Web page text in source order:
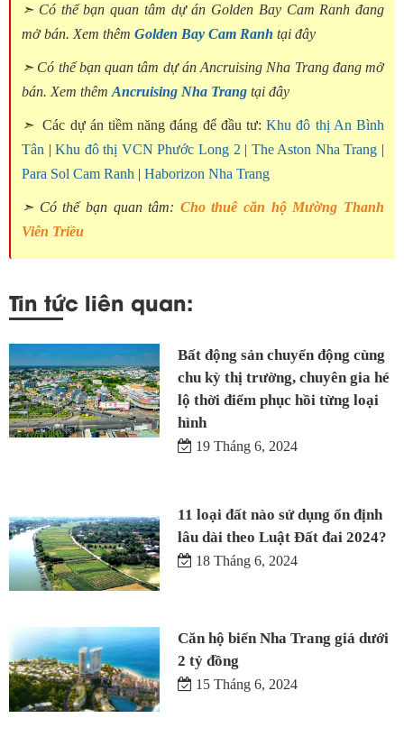
➣ Có thể bạn quan tâm dự án Golden Bay Cam Ranh đang
mở bán. Xem thêm Golden Bay Cam Ranh tại đây
➣ Có thể bạn quan tâm dự án Ancruising Nha Trang đang mở
bán. Xem thêm Ancruising Nha Trang tại đây
➣ Các dự án tiềm năng đáng để đầu tư:Khu đô thị An Bình
Tân |Khu đô thị VCN Phước Long 2 | The Aston Nha Trang |
Para Sol Cam Ranh | Haborizon Nha Trang
➣ Có thể bạn quan tâm: Cho thuê căn hộ Mường Thanh
Viễn Triều
Tin tức liên quan:
Bất động sản chuyển động cùng
chu kỳ thị trường, chuyên gia hé
lộ thời điểm phục hồi từng loại
hình
19 Tháng 6, 2024
11 loại đất nào sử dụng ổn định
lâu dài theo Luật Đất đai 2024?
18 Tháng 6, 2024
Căn hộ biển Nha Trang giá dưới
2 tỷ đồng
15 Tháng 6, 2024